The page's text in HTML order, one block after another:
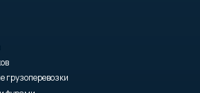
грузоперевозки